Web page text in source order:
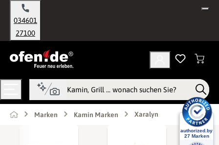
springen
034601
27100
Marken Kamin Marken Xaralyn